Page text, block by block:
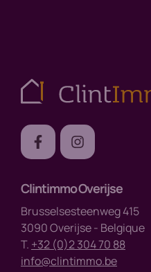
Clintimmo Overijse
Brusselsesteenweg 415
3090 Overijse - Belgique
T. +32 (0)2 304 70 88
info@clintimmo.be